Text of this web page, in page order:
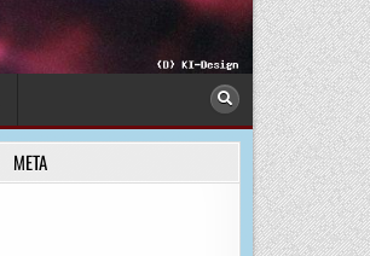
META